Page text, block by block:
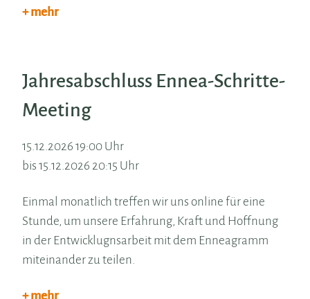
+ mehr
Jahresabschluss Ennea-Schritte-
Meeting
15.12.2026 19:00 Uhr
bis 15.12.2026 20:15 Uhr
Einmal monatlich treffen wir uns online für eine
Stunde, um unsere Erfahrung, Kraft und Hoffnung
in der Entwicklugnsarbeit mit dem Enneagramm
miteinander zu teilen.
+ mehr